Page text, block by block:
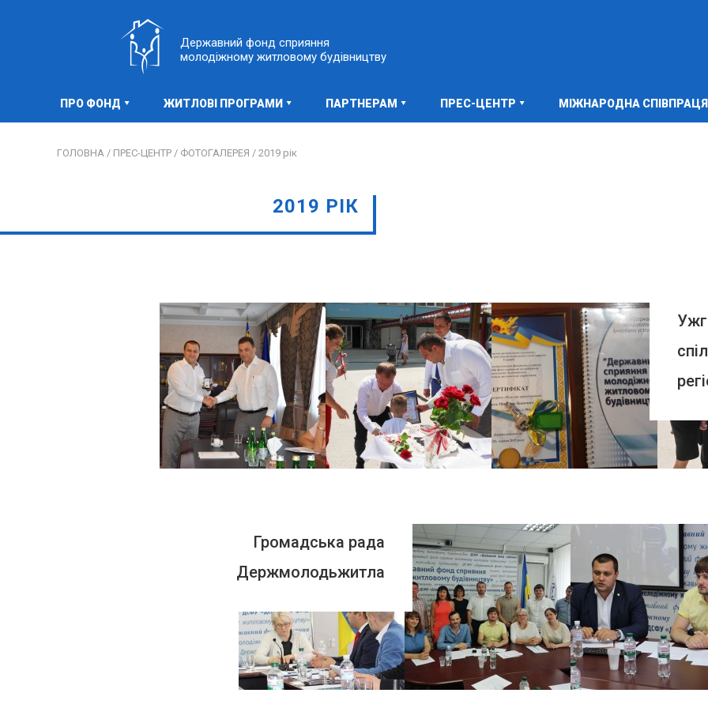
Державний фонд сприяння
молодіжному житловому будівництву
ПРО ФОНД ЖИТЛОВІ ПРОГРАМИ ПАРТНЕРАМ ПРЕС-ЦЕНТР МІЖНАРОДНА СПІВПРАЦЯ
ГОЛОВНА / ПРЕС-ЦЕНТР / ФОТОГАЛЕРЕЯ / 2019 рік
2019 РІК
Громадська рада
Держмолодьжитла
ПЕРЕГЛЯНУТИ
ПЕРЕГЛЯНУТИ